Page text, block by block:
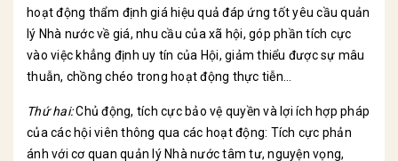
hoạt động thẩm định giá hiệu quả đáp ứng tốt yêu cầu quản
lý Nhà nước về giá, nhu cầu của xã hội, góp phần tích cực
vào việc khẳng định uy tín của Hội, giảm thiểu được sự mâu
thuẫn, chồng chéo trong hoạt động thực tiễn…
Thứ hai:Chủ động, tích cực bảo vệ quyền và lợi ích hợp pháp
của các hội viên thông qua các hoạt động: Tích cực phản
ánh với cơ quan quản lý Nhà nước tâm tư, nguyện vọng,